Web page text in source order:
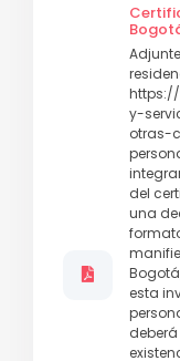
y-
otras-
del
una
esta